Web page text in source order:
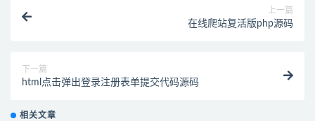
上一篇
在线爬站复活版php源码
下一篇
html点击弹出登录注册表单提交代码源码
相关文章